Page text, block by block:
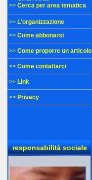
>> Cerca per area tematica
>> L'organizzazione
>> Come abbonarsi
>> Come proporre un articolo
>> Come contattarci
>> Link
>> Privacy
responsabilità sociale